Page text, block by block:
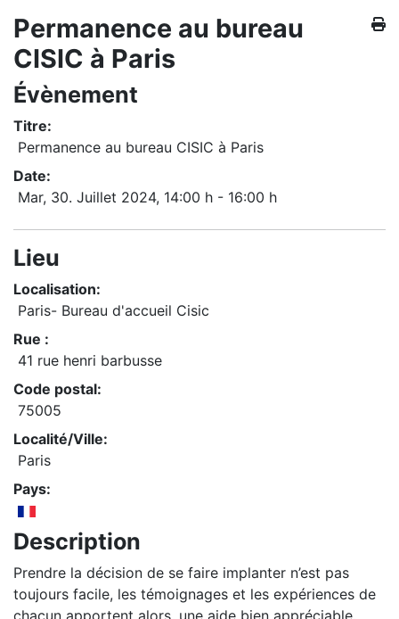
Permanence au bureau
CISIC à Paris
Évènement
Titre:
Permanence au bureau CISIC à Paris
Date:
Mar, 30. Juillet 2024, 14:00 h - 16:00 h
Lieu
Localisation:
Paris- Bureau d'accueil Cisic
Rue :
41 rue henri barbusse
Code postal:
75005
Localité/Ville:
Paris
Pays:
Description
Prendre la décision de se faire implanter n’est pas
toujours facile, les témoignages et les expériences de
chacun apportent alors, une aide bien appréciable.